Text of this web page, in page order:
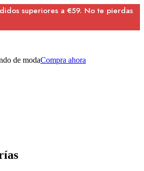
superiores a €59. No te pierdas
de modaCompra ahora